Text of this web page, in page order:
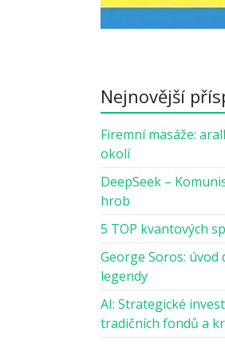
Nejnovější
Firemní masáže:
okolí
DeepSeek –
hrob
5 TOP kvantových
George Soros:
legendy
AI: Strategické
tradičních fondů a